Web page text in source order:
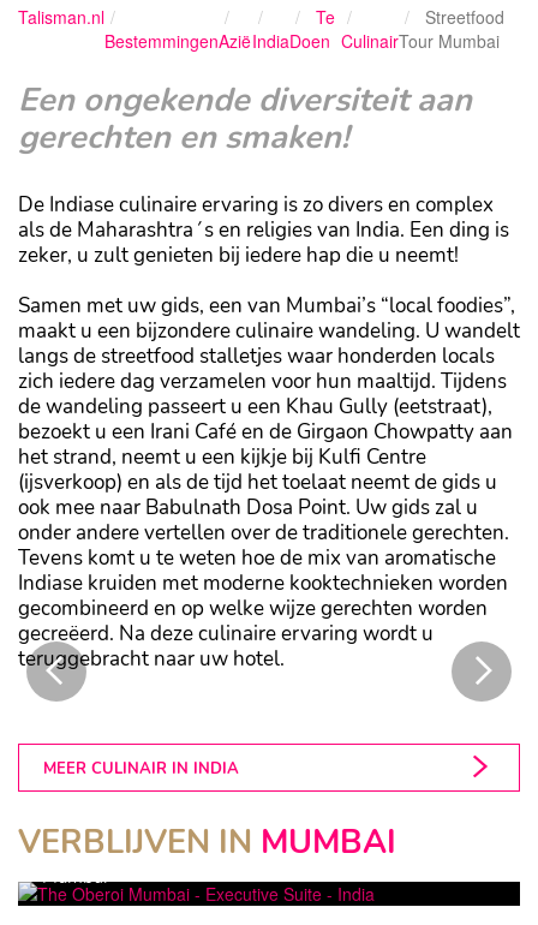
Talisman.nl
BestemmingenAziëIndia
Te
Doen Culinair
Streetfood
Tour Mumbai
Een ongekende diversiteit aan
gerechten en smaken!
De Indiase culinaire ervaring is zo divers en complex
als de Maharashtra´s en religies van India. Een ding is
zeker, u zult genieten bij iedere hap die u neemt!
Samen met uw gids, een van Mumbai’s “local foodies”,
maakt u een bijzondere culinaire wandeling. U wandelt
langs de streetfood stalletjes waar honderden locals
zich iedere dag verzamelen voor hun maaltijd. Tijdens
de wandeling passeert u een Khau Gully (eetstraat),
bezoekt u een Irani Café en de Girgaon Chowpatty aan
het strand, neemt u een kijkje bij Kulfi Centre
(ijsverkoop) en als de tijd het toelaat neemt de gids u
ook mee naar Babulnath Dosa Point. Uw gids zal u
onder andere vertellen over de traditionele gerechten.
Tevens komt u te weten hoe de mix van aromatische
Indiase kruiden met moderne kooktechnieken worden
gecombineerd en op welke wijze gerechten worden
gecreëerd. Na deze culinaire ervaring wordt u
teruggebracht naar uw hotel.
U wordt begeleid door een local
MEER CULINAIR IN INDIA
VERBLIJVEN IN MUMBAI
THE OBEROI MUMBAI
Mumbai
Mumbai